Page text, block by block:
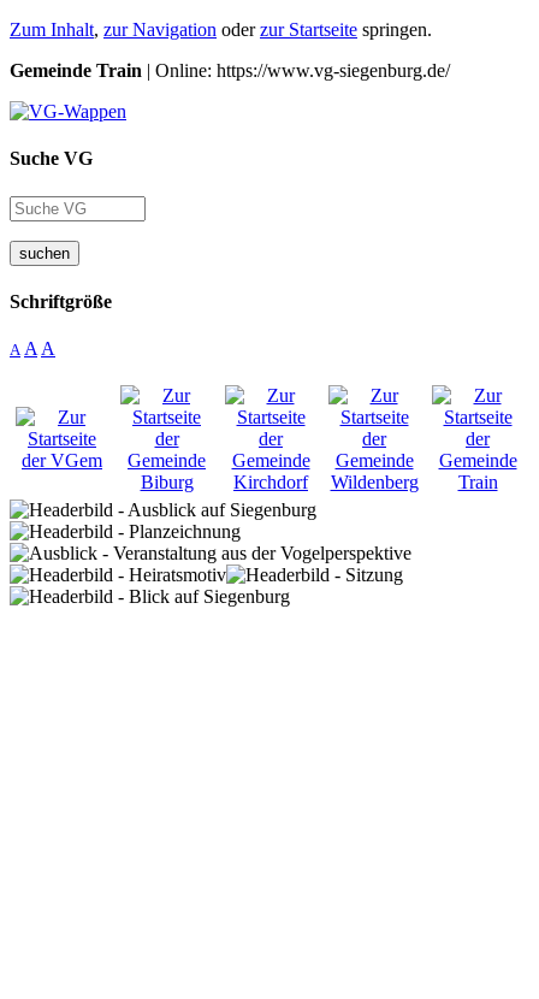
Zum Inhalt, zur Navigation oderzur Startseite springen.
Gemeinde Train | Online: https://www.vg-siegenburg.de/
Suche VG
suchen
Schriftgröße
A A A